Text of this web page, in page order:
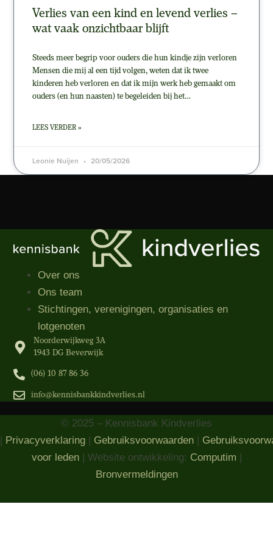
Verlies van een kind en levend verlies –
wat vaak onzichtbaar blijft
Steeds meer begrip voor ouders die hun kindje zijn verloren
Mensen die mij al een tijd volgen, weten dat ik twee
kinderen heb verloren en dat ik mijn werk heb gemaakt om
ouders (en hun naasten) te begeleiden bij het…
LEES VERDER »
Leonie Nuijen 20/05/2026
Over ons
Ons team
Stichtingen, verenigingen, organisaties​ en
lotgenoten
Noorderwijkweg 3A
1943 DG Beverwijk
(06) 10 87 86 36‬
info@kennisbankkindverlies.nl
© 2025 – Kennisbank Kindverlies
Privacyverklaring Gebruiksvoorwaarden
voor leden| Website ontwikkeling: Computim
Bronvermeldingen